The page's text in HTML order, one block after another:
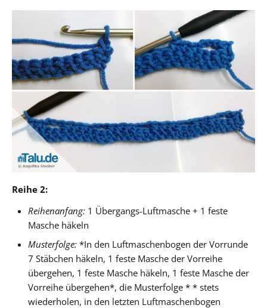
Reihe 2:
Reihenanfang: 1 Übergangs-Luftmasche + 1 feste
Masche häkeln
Musterfolge: *In den Luftmaschenbogen der Vorrunde
7 Stäbchen häkeln, 1 feste Masche der Vorreihe
übergehen, 1 feste Masche häkeln, 1 feste Masche der
Vorreihe übergehen*, die Musterfolge * * stets
wiederholen, in den letzten Luftmaschenbogen